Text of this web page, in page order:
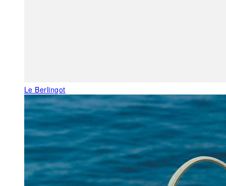
Le Berlingot